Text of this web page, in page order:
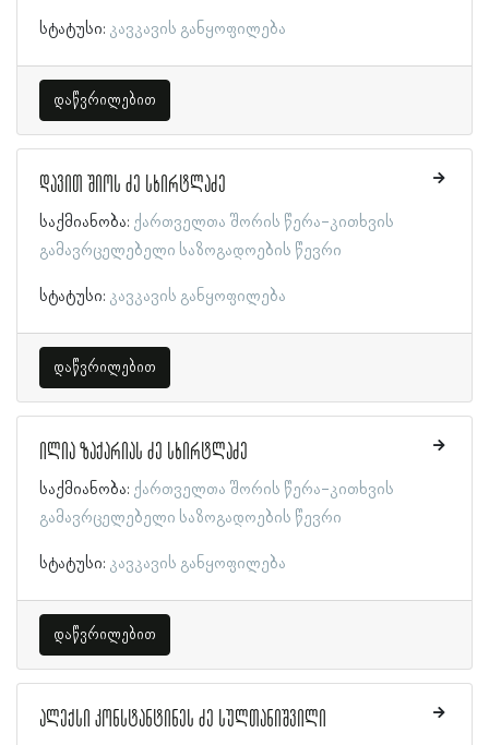
სტატუსი: კავკავის განყოფილება
დაწვრილებით
დავით შიოს ძე სხირტლაძე
საქმიანობა: ქართველთა შორის წერა-კითხვის
გამავრცელებელი საზოგადოების წევრი
სტატუსი: კავკავის განყოფილება
დაწვრილებით
ილია ზაქარიას ძე სხირტლაძე
საქმიანობა: ქართველთა შორის წერა-კითხვის
გამავრცელებელი საზოგადოების წევრი
სტატუსი: კავკავის განყოფილება
დაწვრილებით
ალექსი კონსტანტინეს ძე სულთანიშვილი